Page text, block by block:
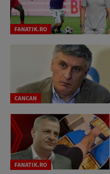
FANATIK.RO
CANCAN
FANATIK.RO